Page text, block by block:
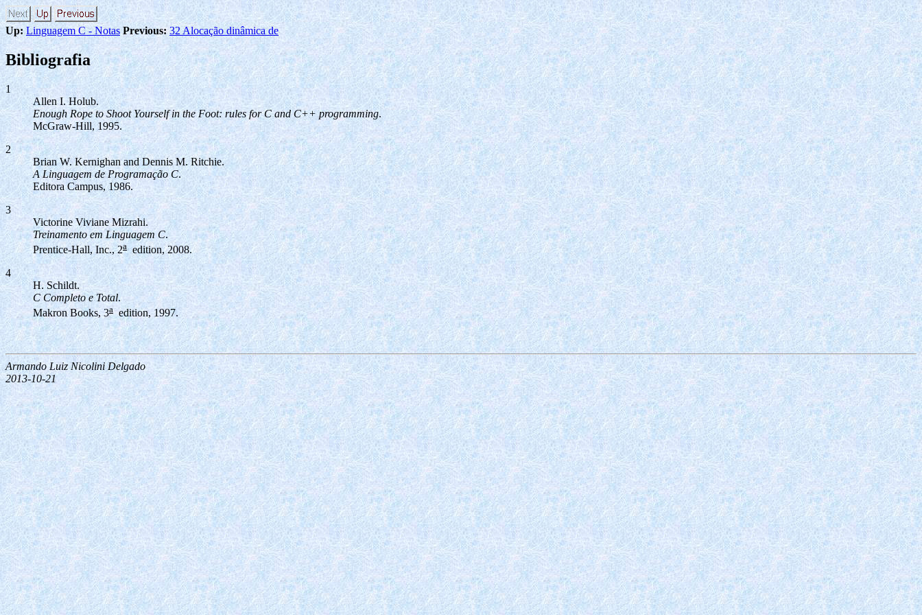
Up: Linguagem C - Notas Previous: 32 Alocação dinâmica de
Bibliografia
1
Allen I. Holub.
Enough Rope to Shoot Yourself in the Foot: rules for C and C++ programming.
McGraw-Hill, 1995.
2
Brian W. Kernighan and Dennis M. Ritchie.
A Linguagem de Programação C.
Editora Campus, 1986.
3
Victorine Viviane Mizrahi.
Treinamento em Linguagem C.
Prentice-Hall, Inc., 2aedition, 2008.
4
H. Schildt.
C Completo e Total.
Makron Books, 3a edition, 1997.
Armando Luiz Nicolini Delgado
2013-10-21